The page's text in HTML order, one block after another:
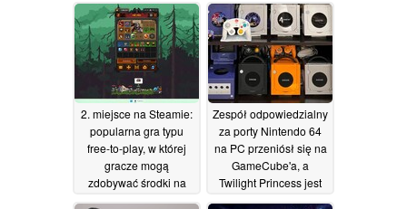
operacyjny firmy Valve
do obsługi kolejnych
urządzeń przenośnych
18/06/2026
2. miejsce na Steamie:
popularna gra typu
free-to-play, w której
gracze mogą
zdobywać środki na
Zespół odpowiedzialny
za porty Nintendo 64
na PC przeniósł się na
GameCube'a, a
Twilight Princess jest